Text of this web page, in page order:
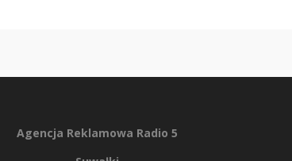
Agencja Reklamowa Radio 5